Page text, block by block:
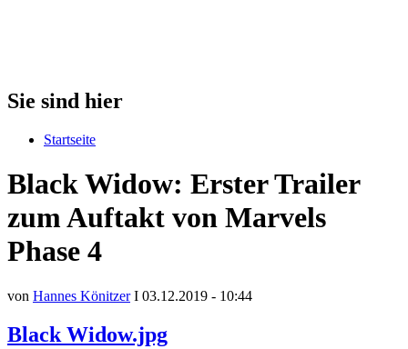
Sie sind hier
Startseite
Black Widow: Erster Trailer
zum Auftakt von Marvels
Phase 4
von Hannes KönitzerI 03.12.2019 - 10:44
Black Widow.jpg